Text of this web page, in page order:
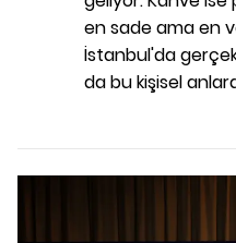
en sade ama en
İstanbul'da
da bu kişisel